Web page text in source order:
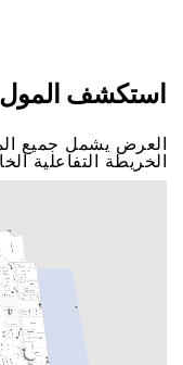
اﺳﺘﻜﺸﻒ اﻟﻤﻮﻝ
اﻟﻌﺮﺽ ﻳﺸﻤﻞ ﺟﻤﻴﻊ
اﻟﺨﺮﻳﻄﺔ اﻟﺘﻔﺎﻋﻠﻴﺔ